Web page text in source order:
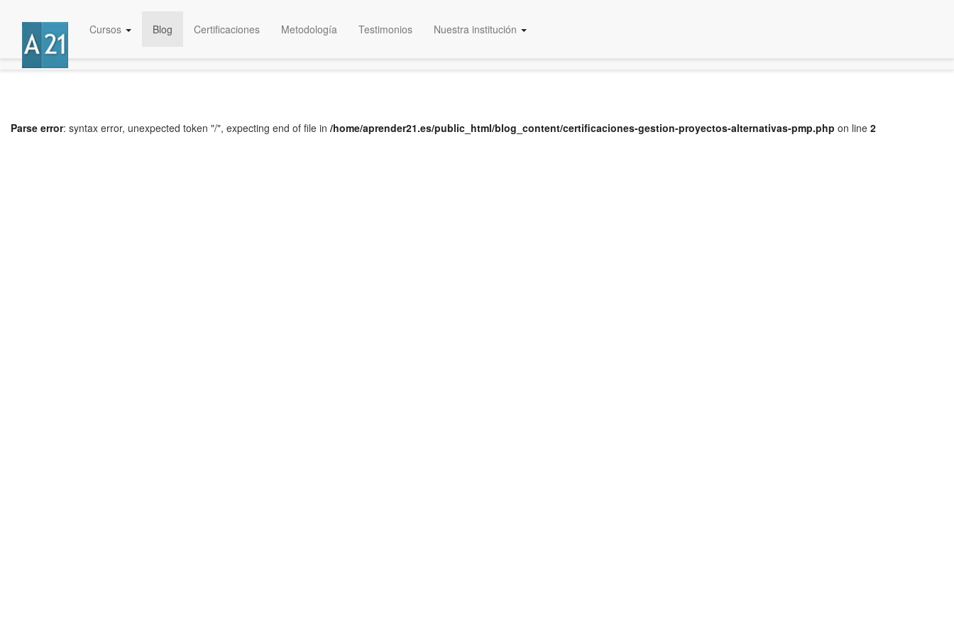
Educación Certificada
Cursos Blog Certificaciones Metodología Testimonios Nuestra institución
Parse error: syntax error, unexpected token "/", expecting end of file in /home/aprender21.es/public_html/blog_content/certificaciones-gestion-proyectos-alternativas-pmp.php on line 2